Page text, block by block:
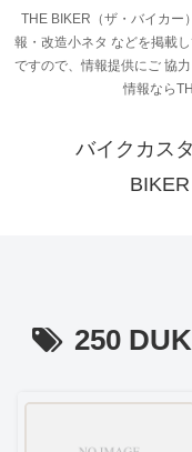
THE BIKER（ザ・バイカー
報・改造小ネタ などを掲載
ですので、情報提供にご 協
情報なら
バイクカス
250